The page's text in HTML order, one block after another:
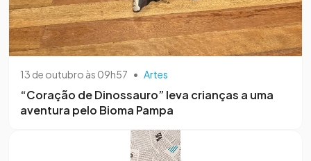
13 de outubro às 09h57 • Artes
“Coração de Dinossauro” leva crianças a uma
aventura pelo Bioma Pampa